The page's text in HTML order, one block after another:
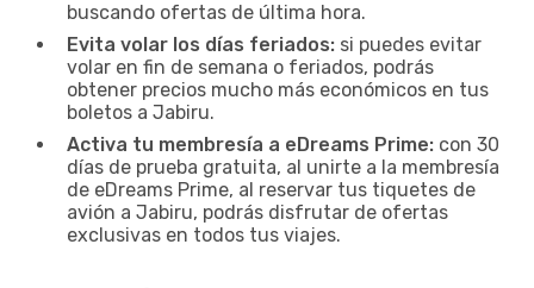
buscando ofertas de última hora.
Evita volar los días feriados: si puedes evitar
volar en fin de semana o feriados, podrás
obtener precios mucho más económicos en tus
boletos a Jabiru.
Activa tu membresía a eDreams Prime: con 30
días de prueba gratuita, al unirte a la membresía
de eDreams Prime, al reservar tus tiquetes de
avión a Jabiru, podrás disfrutar de ofertas
exclusivas en todos tus viajes.